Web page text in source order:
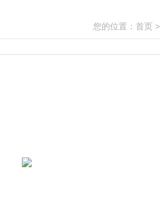
您的位置： 首页 >